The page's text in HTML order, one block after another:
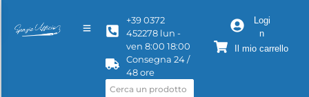
+39 0372
452278 lun -
ven 8:00 18:00
Consegna 24 /
48 ore
Logi
n
Il mio carrello